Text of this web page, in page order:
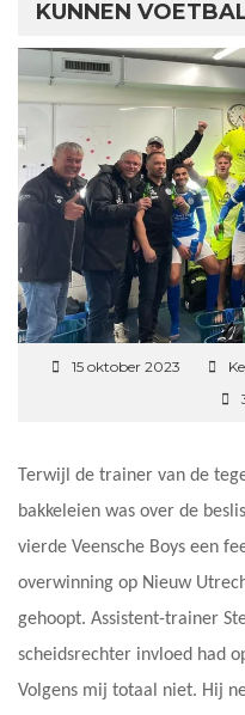
KUNNEN
15 oktober 2023
Terwijl de trainer van de
bakkeleien was over de
vierde Veensche Boys een
overwinning op Nieuw
gehoopt. Assistent-trainer
scheidsrechter invloed had
Volgens mij totaal niet. Hij